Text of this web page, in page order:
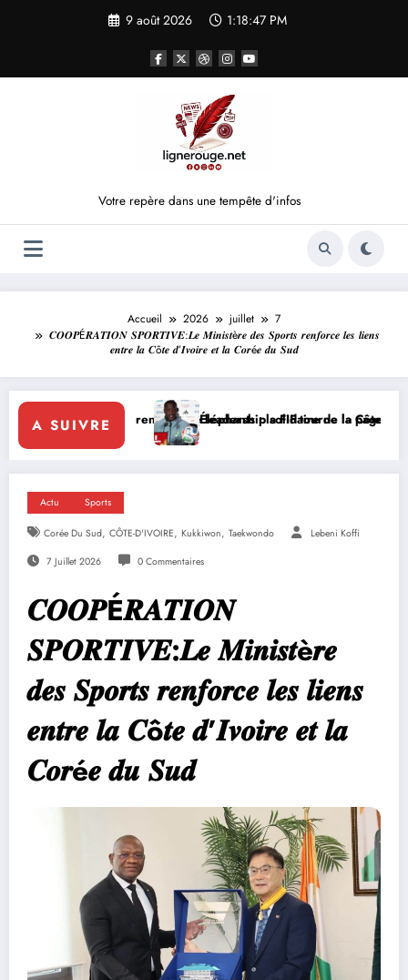
9 août 2026 1:18:48 PM
Votre repère dans une tempête d'infos
Accueil 2026 juillet
7
𝑪𝑶𝑶𝑷É𝑹𝑨𝑻𝑰𝑶𝑵 𝑺𝑷𝑶𝑹𝑻𝑰𝑽𝑬:𝑳𝒆 𝑴𝒊𝒏𝒊𝒔𝒕è𝒓𝒆 𝒅𝒆𝒔 𝑺𝒑𝒐𝒓𝒕𝒔 𝒓𝒆𝒏𝒇𝒐𝒓𝒄𝒆 𝒍𝒆𝒔 𝒍𝒊𝒆𝒏𝒔
𝒆𝒏𝒕𝒓𝒆 𝒍𝒂 𝑪ô𝒕𝒆 𝒅’𝑰𝒗𝒐𝒊𝒓𝒆 𝒆𝒕 𝒍𝒂 𝑪𝒐𝒓é𝒆 𝒅𝒖 𝑺𝒖𝒅
A SUIVRE
le leadership solidaire de la Côte d’Ivoire en Afrique
Éléphants : la FIF tourne la page Emerse Faé
Actu Sports
Corée Du Sud, CÔTE-D'IVOIRE, Kukkiwon, Taekwondo Lebeni Koffi
7 Juillet 2026 0 Commentaires
𝑪𝑶𝑶𝑷É𝑹𝑨𝑻𝑰𝑶𝑵
𝑺𝑷𝑶𝑹𝑻𝑰𝑽𝑬:𝑳𝒆 𝑴𝒊𝒏𝒊𝒔𝒕è𝒓𝒆
𝒅𝒆𝒔 𝑺𝒑𝒐𝒓𝒕𝒔 𝒓𝒆𝒏𝒇𝒐𝒓𝒄𝒆 𝒍𝒆𝒔 𝒍𝒊𝒆𝒏𝒔
𝒆𝒏𝒕𝒓𝒆 𝒍𝒂 𝑪ô𝒕𝒆 𝒅’𝑰𝒗𝒐𝒊𝒓𝒆 𝒆𝒕 𝒍𝒂
𝑪𝒐𝒓é𝒆 𝒅𝒖 𝑺𝒖𝒅